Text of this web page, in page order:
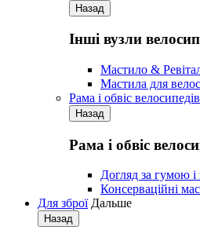
Назад
Iнші вузли
Мастило &
Мастила для
Рама і обвіс велосипедів
Назад
Рама і обвіс
Догляд за гумою
Консерваційні
Для зброї Дальше
Назад